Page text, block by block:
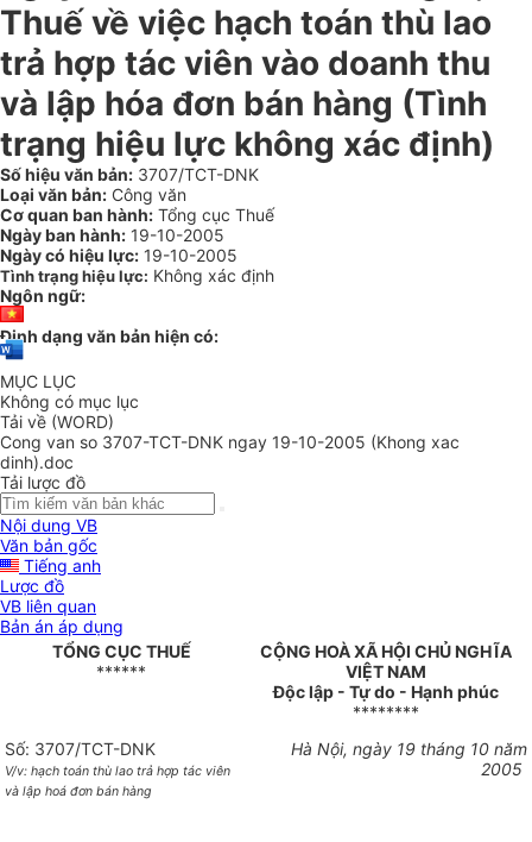
Thuế về việc hạch toán thù lao
trả hợp tác viên vào doanh thu
và lập hóa đơn bán hàng (Tình
trạng hiệu lực không xác định)
Số hiệu văn bản: 3707/TCT-DNK
Loại văn bản: Công văn
Cơ quan ban hành: Tổng cục Thuế
Ngày ban hành: 19-10-2005
Ngày có hiệu lực: 19-10-2005
Tình trạng hiệu lực: Không xác định
Ngôn ngữ:
Định dạng văn bản hiện có:
MỤC LỤC
Không có mục lục
Tải về (WORD)
Cong van so 3707-TCT-DNK ngay 19-10-2005 (Khong xac
dinh).doc
Tải lược đồ
Nội dung VB
Văn bản gốc
Tiếng anh
Lược đồ
VB liên quan
Bản án áp dụng
TỔNG CỤC THUẾ
******
CỘNG HOÀ XÃ HỘI CHỦ NGHĨA
VIỆT NAM
Độc lập - Tự do - Hạnh phúc
********
Số: 3707/TCT-DNK
V/v: hạch toán thù lao trả hợp tác viên
và lập hoá đơn bán hàng
Hà Nội, ngày 19 tháng 10 năm
2005